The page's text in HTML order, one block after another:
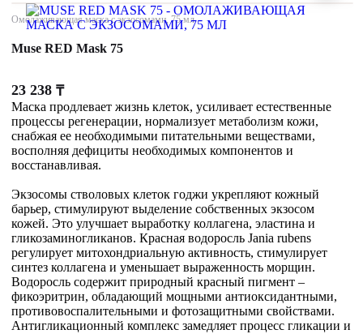
Омолаживающая маска с экзосомами, 75 мл
Muse RED Mask 75
23 238 ₸
Маска продлевает жизнь клеток, усиливает естественные
процессы регенерации, нормализует метаболизм кожи,
снабжая ее необходимыми питательными веществами,
восполняя дефициты необходимых компонентов и
восстанавливая.
Экзосомы стволовых клеток годжи укрепляют кожный
барьер, стимулируют выделение собственных экзосом
кожей. Это улучшает выработку коллагена, эластина и
гликозаминогликанов. Красная водоросль Jania rubens
регулирует митохондриальную активность, стимулирует
синтез коллагена и уменьшает выраженность морщин.
Водоросль содержит природный красный пигмент –
фикоэритрин, обладающий мощными антиоксидантными,
противовоспалительными и фотозащитными свойствами.
Антигликационный комплекс замедляет процесс гликации и